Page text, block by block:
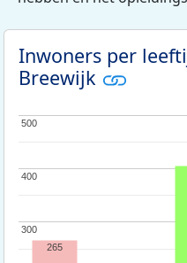
Inwoners per
Breewijk
300
300
400
400
500
500
265